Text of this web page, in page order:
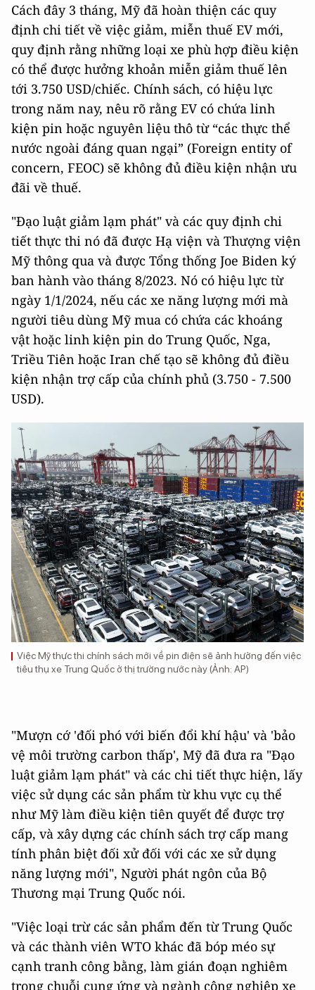
Cách đây 3 tháng, Mỹ đã hoàn thiện các quy
định chi tiết về việc giảm, miễn thuế EV mới,
quy định rằng những loại xe phù hợp điều kiện
có thể được hưởng khoản miễn giảm thuế lên
tới 3.750 USD/chiếc. Chính sách, có hiệu lực
trong năm nay, nêu rõ rằng EV có chứa linh
kiện pin hoặc nguyên liệu thô từ “các thực thể
nước ngoài đáng quan ngại” (Foreign entity of
concern, FEOC) sẽ không đủ điều kiện nhận ưu
đãi về thuế.
"Đạo luật giảm lạm phát" và các quy định chi
tiết thực thi nó đã được Hạ viện và Thượng viện
Mỹ thông qua và được Tổng thống Joe Biden ký
ban hành vào tháng 8/2023. Nó có hiệu lực từ
ngày 1/1/2024, nếu các xe năng lượng mới mà
người tiêu dùng Mỹ mua có chứa các khoáng
vật hoặc linh kiện pin do Trung Quốc, Nga,
Triều Tiên hoặc Iran chế tạo sẽ không đủ điều
kiện nhận trợ cấp của chính phủ (3.750 - 7.500
USD).
Việc Mỹ thực thi chính sách mới về pin điện sẽ ảnh hưởng đến việc
tiêu thụ xe Trung Quốc ở thị trường nước này (Ảnh: AP)
"Mượn cớ 'đối phó với biến đổi khí hậu' và 'bảo
vệ môi trường carbon thấp', Mỹ đã đưa ra "Đạo
luật giảm lạm phát" và các chi tiết thực hiện, lấy
việc sử dụng các sản phẩm từ khu vực cụ thể
như Mỹ làm điều kiện tiên quyết để được trợ
cấp, và xây dựng các chính sách trợ cấp mang
tính phân biệt đối xử đối với các xe sử dụng
năng lượng mới", Người phát ngôn của Bộ
Thương mại Trung Quốc nói.
"Việc loại trừ các sản phẩm đến từ Trung Quốc
và các thành viên WTO khác đã bóp méo sự
cạnh tranh công bằng, làm gián đoạn nghiêm
trọng chuỗi cung ứng và ngành công nghiệp xe